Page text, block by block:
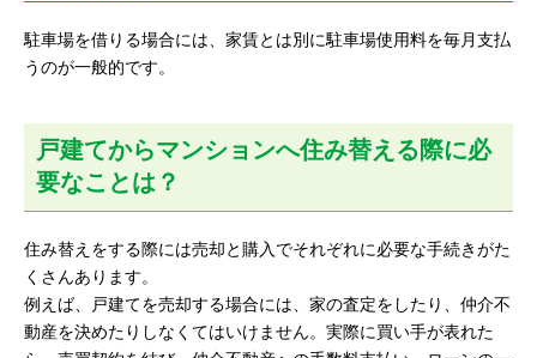
駐車場を借りる場合には、家賃とは別に駐車場使用料を毎月支払
うのが一般的です。
戸建てからマンションへ住み替える際に必
要なことは？
住み替えをする際には売却と購入でそれぞれに必要な手続きがた
くさんあります。
例えば、戸建てを売却する場合には、家の査定をしたり、仲介不
動産を決めたりしなくてはいけません。実際に買い手が表れた